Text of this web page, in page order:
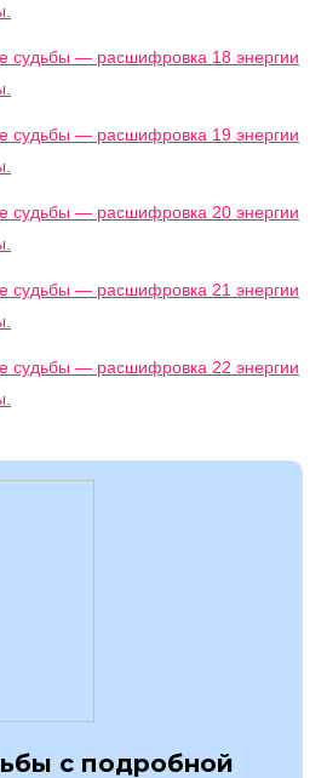
судьбы — расшифровка 18 энергии
судьбы — расшифровка 19 энергии
судьбы — расшифровка 20 энергии
судьбы — расшифровка 21 энергии
судьбы — расшифровка 22 энергии
с подробной